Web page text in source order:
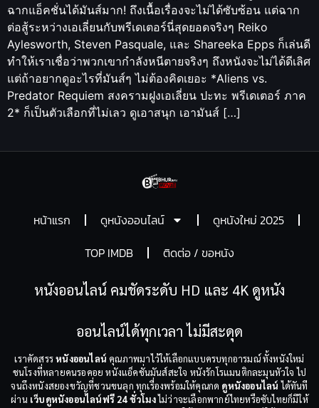
ฉากแอ็คชั่นได้มันส์มาก! ถึงเนื้อเรื่องจะไม่ได้ซับซ้อน แต่ฉาก
ต่อสู้ระหว่างเอเลี่ยนกับพรีเดเตอร์นี่สุดยอดจริงๆ Reiko
Aylesworth, Steven Pasquale, และ Shareeka Epps ก็เล่นดี
ทำให้เราเชื่อว่าพวกเขากำลังหนีตายจริงๆ ถึงหนังจะไม่ได้ดีเลิศ
แต่ถ้าอยากดูอะไรที่มันส์ๆ ไม่ต้องคิดเยอะ *Aliens vs.
Predator Requiem สงครามฝูงเอเลี่ยน ปะทะ พรีเดเตอร์ ภาค
2* ก็เป็นตัวเลือกที่ไม่เลว ดูเอาสนุก เอามันส์ […]
หน้าแรก ดูหนังออนไลน์
ดูหนังใหม่ 2025
TOP IMDB
ติดต่อ / ขอหนัง
หนังออนไลน์ คมชัดระดับ HD และ 4K ดูหนัง
ออนไลน์ได้ทุกเวลา ไม่มีสะดุด
เราคัดสรรหนังออนไลน์ คุณภาพมาไว้ให้เลือกแบบครบทุกอารมณ์ ทั้งหนังใหม่
ชนโรงที่หลายคนรอคอย หนังแอ็คชั่นมันส์สะใจ หนังรักโรแมนติกละมุนหัวใจ ไป
จนถึงหนังสยองขวัญที่ชวนขนลุก ทุกเรื่องพร้อมให้คุณกด ดูหนังออนไลน์ ได้ทันที
ผ่าน เว็บดูหนังออนไลน์ฟรี 24 ชั่วโมงไม่ว่าจะเลือกพากย์ไทยหรือซับไทยก็มีให้